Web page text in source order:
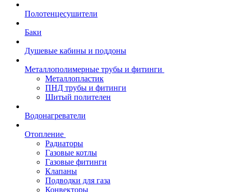
Полотенцесушители
Баки
Душевые кабины и поддоны
Металлополимерные трубы и фитинги
Металлопластик
ПНД трубы и фитинги
Шитый полителен
Водонагреватели
Отопление
Радиаторы
Газовые котлы
Газовые фитинги
Клапаны
Подводки для газа
Конвекторы